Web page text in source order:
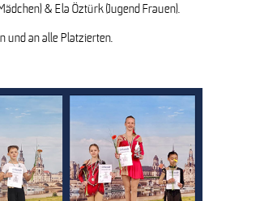
& Ela Öztürk (Jugend Frauen).
und an alle Platzierten.